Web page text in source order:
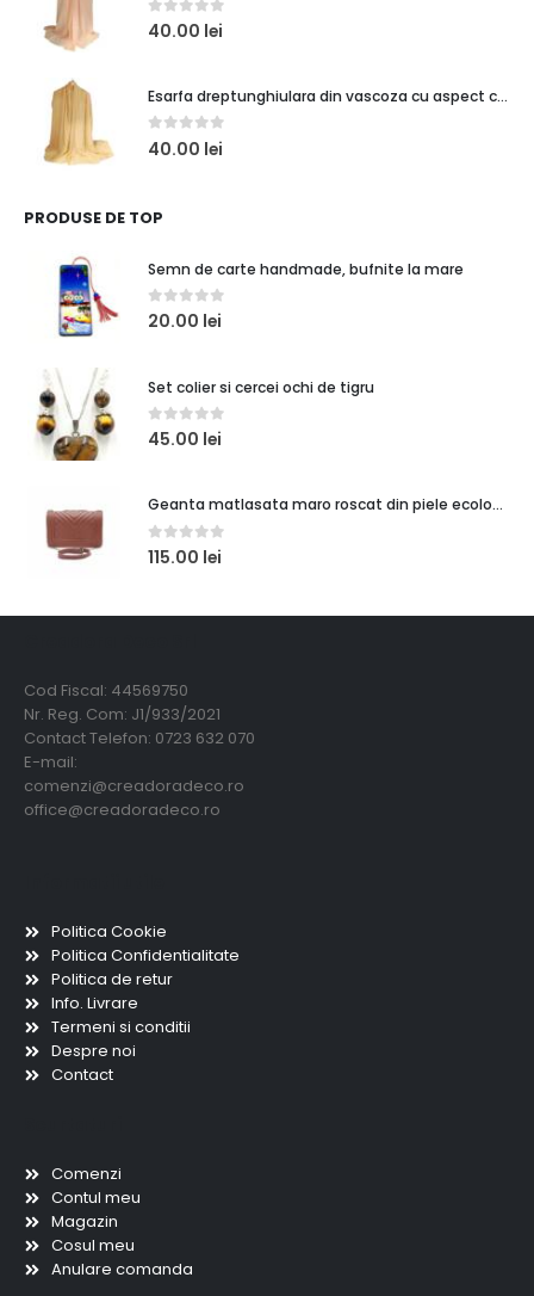
0out of 5
40.00 lei
Esarfa dreptunghiulara din vascoza cu aspect creponat, bej deschis
0out of 5
40.00 lei
PRODUSE DE TOP
Semn de carte handmade, bufnite la mare
0out of 5
20.00 lei
Set colier si cercei ochi de tigru
0out of 5
45.00 lei
Geanta matlasata maro roscat din piele ecologica, 25 x 8 x 16 cm
0out of 5
115.00 lei
Cod Fiscal: 44569750
Nr. Reg. Com: J1/933/2021
Contact Telefon: 0723 632 070
E-mail:
comenzi@creadoradeco.ro
office@creadoradeco.ro
Politica Cookie
Politica Confidentialitate
Politica de retur
Info. Livrare
Termeni si conditii
Despre noi
Contact
Comenzi
Contul meu
Magazin
Cosul meu
Anulare comanda